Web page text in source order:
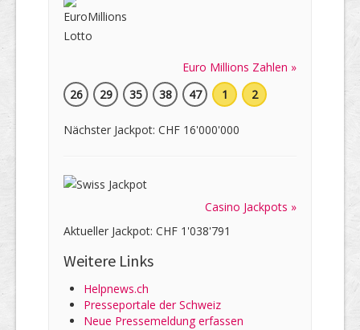
Euro Millions Zahlen »
26
29 35 38 47 1 2
Nächster Jackpot: CHF 16'000'000
Casino Jackpots »
Aktueller Jackpot: CHF 1'038'791
Weitere Links
Helpnews.ch
Presseportale der Schweiz
Neue Pressemeldung erfassen